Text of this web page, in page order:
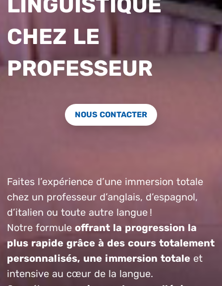
CHEZ LE
PROFESSEUR
NOUS CONTACTER
Faites l’expérience d’une immersion totale
chez un professeur d’anglais, d’espagnol,
d’italien ou toute autre langue !
Notre formule offrant la progression la
plus rapide grâce à des cours totalement
personnalisés, une immersion totale et
intensive au cœur de la langue.